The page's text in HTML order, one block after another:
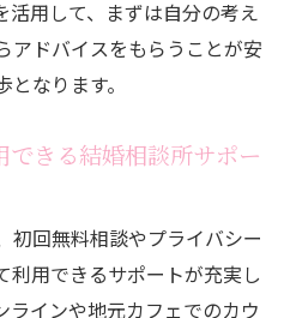
活用して、まずは自分の考え
アドバイスをもらうことが安
なります。
きる結婚相談所サポー
初回無料相談やプライバシー
利用できるサポートが充実し
ラインや地元カフェでのカウ